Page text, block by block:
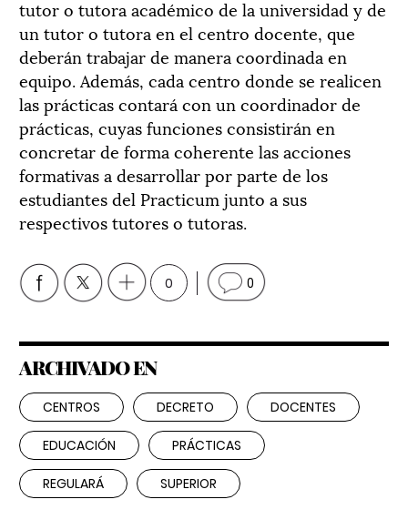
tutor o tutora académico de la universidad y de
un tutor o tutora en el centro docente, que
deberán trabajar de manera coordinada en
equipo. Además, cada centro donde se realicen
las prácticas contará con un coordinador de
prácticas, cuyas funciones consistirán en
concretar de forma coherente las acciones
formativas a desarrollar por parte de los
estudiantes del Practicum junto a sus
respectivos tutores o tutoras.
0 0
ARCHIVADO EN
CENTROS DECRETO DOCENTES
EDUCACIÓN PRÁCTICAS
REGULARÁ SUPERIOR